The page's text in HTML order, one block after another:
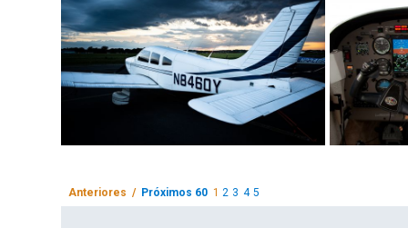
Anteriores / Próximos 60 1 2 3 4 5